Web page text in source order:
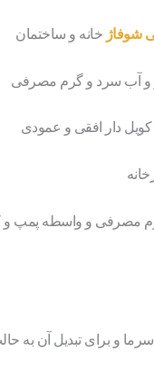
شوفاژ خانه و ساختمان
و آب سرد و گرم مصرفی
کویل دار افقی و عمودی
مصرفی و واسطه پمپ و
و برای تبدیل آن به